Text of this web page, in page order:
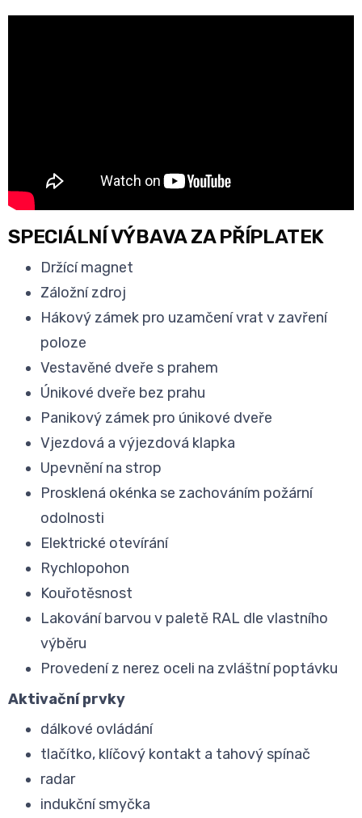
SPECIÁLNÍ VÝBAVA ZA PŘÍPLATEK
Držící magnet
Záložní zdroj
Hákový zámek pro uzamčení vrat v zavření
poloze
Vestavěné dveře s prahem
Únikové dveře bez prahu
Panikový zámek pro únikové dveře
Vjezdová a výjezdová klapka
Upevnění na strop
Prosklená okénka se zachováním požární
odolnosti
Elektrické otevírání
Rychlopohon
Kouřotěsnost
Lakování barvou v paletě RAL dle vlastního
výběru
Provedení z nerez oceli na zvláštní poptávku
Aktivační prvky
dálkové ovládání
tlačítko, klíčový kontakt a tahový spínač
radar
indukční smyčka